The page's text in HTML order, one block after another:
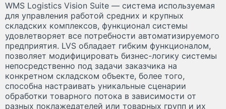
WMS Logistics Vision Suite — система используемая
для управления работой средних и крупных
складских комплексов, функционал системы
удовлетворяет все потребности автоматизируемого
предприятия. LVS обладает гибким функционалом,
позволяет модифицировать бизнес-логику системы
непосредственно под задачи заказчика на
конкретном складском объекте, более того,
способна настраивать уникальные сценарии
обработки товарного потока в зависимости от
разных поклажедателей или товарных групп и их